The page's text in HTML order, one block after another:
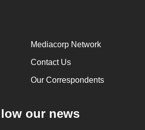
Mediacorp Network
Contact Us
Our Correspondents
our news